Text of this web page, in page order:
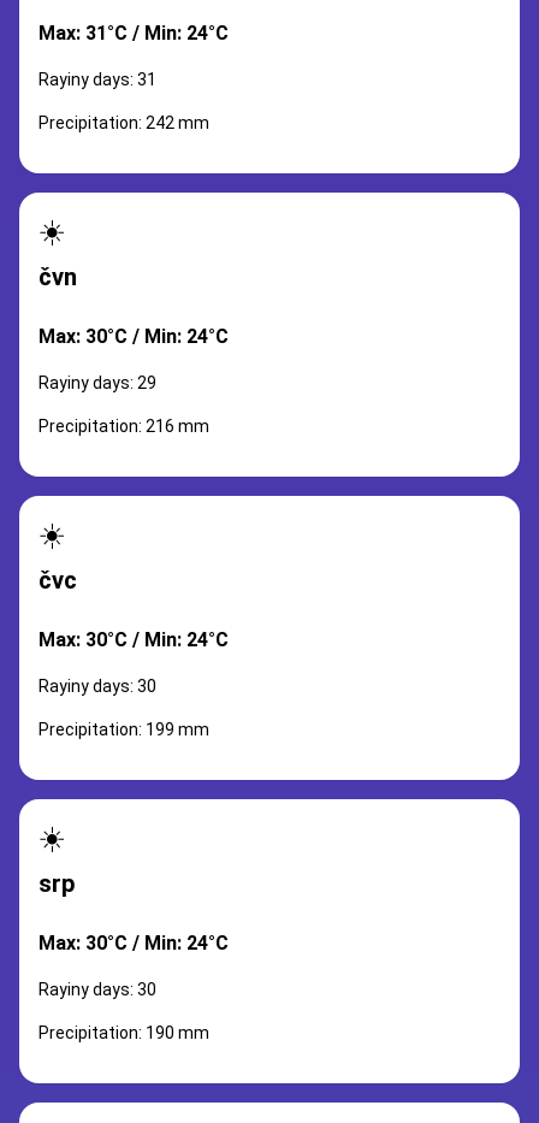
Max: 31°C / Min: 24°C
Rayiny days: 31
Precipitation: 242 mm
☀️
čvn
Max: 30°C / Min: 24°C
Rayiny days: 29
Precipitation: 216 mm
☀️
čvc
Max: 30°C / Min: 24°C
Rayiny days: 30
Precipitation: 199 mm
☀️
srp
Max: 30°C / Min: 24°C
Rayiny days: 30
Precipitation: 190 mm